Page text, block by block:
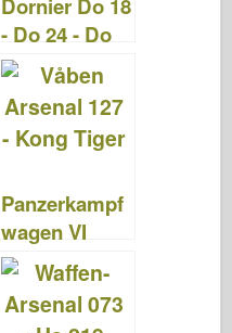
Dornier Do 18
- Do 24 - Do
26 - Waffen
Arsenal 171
Panzerkampf
wagen VI
Königstiger –
Waffen
Arsenal 127